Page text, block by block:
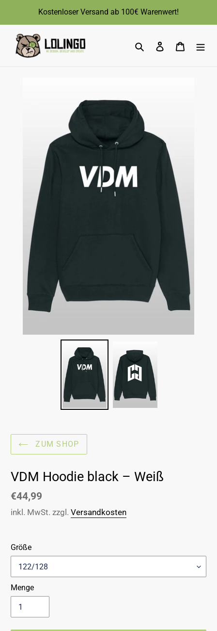
Inhalt
Kostenloser Versand ab 100€ Warenwert!
SuchenEinloggen
ZUM SHOP
VDM Hoodie black – Weiß
Normaler
Preis
€44,99
inkl. MwSt. zzgl. Versandkosten
Größe
Menge